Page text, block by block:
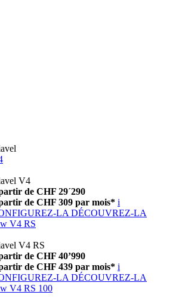
V4
de CHF 29´290
de CHF 309 par mois* i
LA DÉCOUVREZ-LA
V4 RS
V4 RS
de CHF 40’990
de CHF 439 par mois* i
LA DÉCOUVREZ-LA
V4 RS 100